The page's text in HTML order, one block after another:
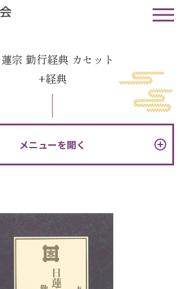
宗 勤行経典 カセット
+経典
メニューを開く